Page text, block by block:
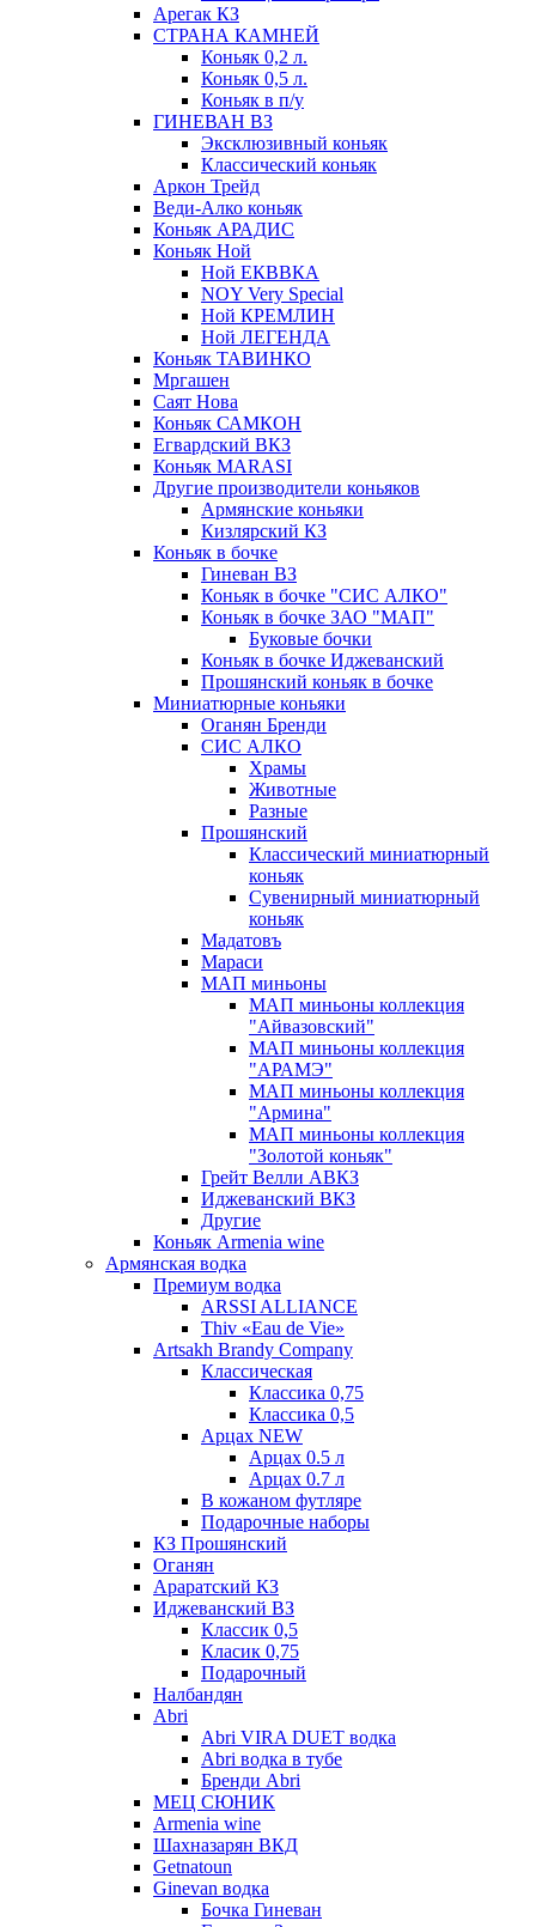
Арегак КЗ
СТРАНА КАМНЕЙ
Коньяк 0,2 л.
Коньяк 0,5 л.
Коньяк в п/у
ГИНЕВАН ВЗ
Эксклюзивный коньяк
Классический коньяк
Аркон Трейд
Веди-Алко коньяк
Коньяк АРАДИС
Коньяк Ной
Ной ЕКВВКА
NOY Very Special
Ной КРЕМЛИН
Ной ЛЕГЕНДА
Коньяк ТАВИНКО
Мргашен
Саят Нова
Коньяк САМКОН
Егвардский ВКЗ
Коньяк MARASI
Другие производители коньяков
Армянские коньяки
Кизлярский КЗ
Коньяк в бочке
Гиневан ВЗ
Коньяк в бочке "СИС АЛКО"
Коньяк в бочке ЗАО "МАП"
Буковые бочки
Коньяк в бочке Иджеванский
Прошянский коньяк в бочке
Миниатюрные коньяки
Оганян Бренди
СИС АЛКО
Храмы
Животные
Разные
Прошянский
Классический миниатюрный
коньяк
Сувенирный миниатюрный
коньяк
Мадатовъ
Мараси
МАП миньоны
МАП миньоны коллекция
"Айвазовский"
МАП миньоны коллекция
"АРАМЭ"
МАП миньоны коллекция
"Армина"
МАП миньоны коллекция
"Золотой коньяк"
Грейт Велли АВКЗ
Иджеванский ВКЗ
Другие
Коньяк Armenia wine
Армянская водка
Премиум водка
ARSSI ALLIANCE
Thiv «Eau de Vie»
Artsakh Brandy Company
Классическая
Классика 0,75
Классика 0,5
Арцах NEW
Арцах 0.5 л
Арцах 0.7 л
В кожаном футляре
Подарочные наборы
КЗ Прошянский
Оганян
Араратский КЗ
Иджеванский ВЗ
Классик 0,5
Класик 0,75
Подарочный
Налбандян
Abri
Abri VIRA DUET водка
Abri водка в тубе
Бренди Abri
МЕЦ СЮНИК
Armenia wine
Шахназарян ВКД
Getnatoun
Ginevan водка
Бочка Гиневан